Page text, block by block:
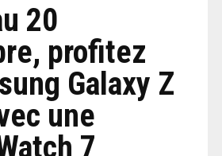
20
profitez
Galaxy Z
une
7